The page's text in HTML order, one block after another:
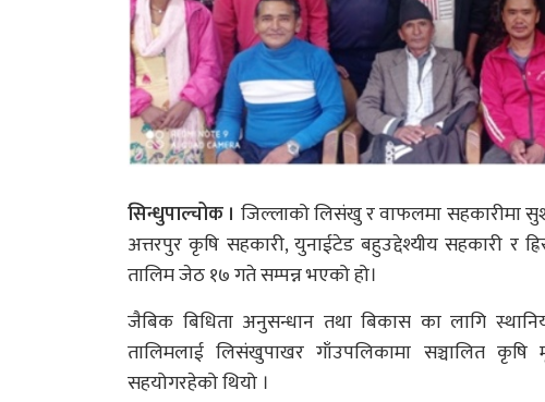
सिन्धुपाल्चोक । जिल्लाको लिसंखु र वाफलमा सहकारीमा
अत्तरपुर कृषि सहकारी, युनाईटेड बहुउद्देश्यीय सहकारी र
तालिम जेठ १७ गते सम्पन्न भएको हो।
जैबिक बिधिता अनुसन्धान तथा बिकास का लागि
तालिमलाई लिसंखुपाखर गाँउपलिकामा सञ्चालित
सहयोगरहेको थियो ।